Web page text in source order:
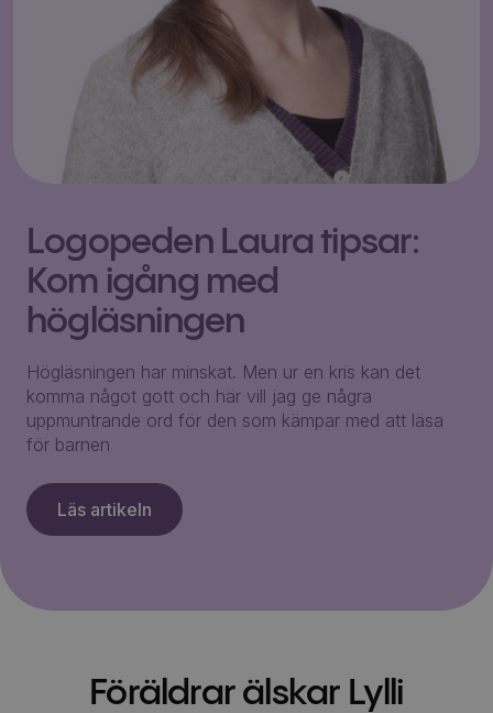
Logopeden Laura tipsar:
Kom igång med
högläsningen
Högläsningen har minskat. Men ur en kris kan det
komma något gott och här vill jag ge några
uppmuntrande ord för den som kämpar med att läsa
för barnen
Läs artikeln
Föräldrar älskar Lylli